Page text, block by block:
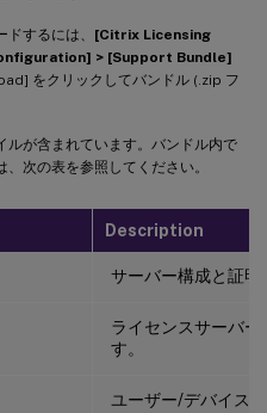
するには、 [Citrix Licensing
> [Support Bundle]
をクリックしてバンドル (.zip フ
ルが含まれています。バンドル内で
次の表を参照してください。
Description
サーバー構成と証明
ライセンスサーバ
す。
ユーザー/デバイス